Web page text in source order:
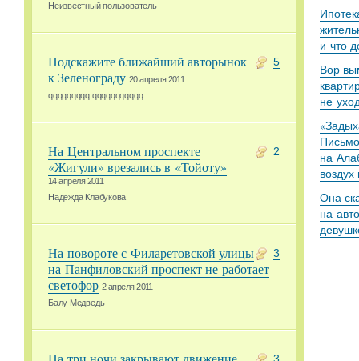
Неизвестный пользователь
5
Подскажите ближайший авторынок
к Зеленограду 20 апреля 2011
qqqqqqqqq qqqqqqqqqqq
2
На Центральном проспекте
«Жигули» врезались в «Тойоту»
14 апреля 2011
Надежда Клабукова
3
На повороте с Филаретовской улицы
на Панфиловский проспект не работает
светофор 2 апреля 2011
Балу Медведь
и что
Вор
не
на
Она
на